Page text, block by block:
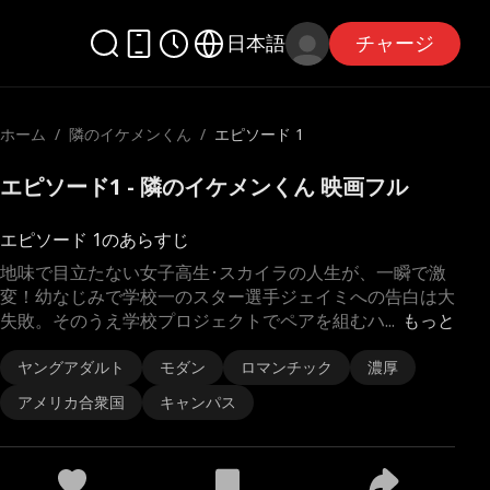
日本語 チャージ
ホーム / 隣のイケメンくん / エピソード 1
エピソード1 - 隣のイケメンくん 映画フル
エピソード 1のあらすじ
もっと
地味で目立たない女子高生･スカイラの人生が、一瞬で激
変！幼なじみで学校一のスター選手ジェイミへの告白は大
失敗。そのうえ学校プロジェクトでペアを組むハ...
ヤングアダルト モダン ロマンチック
濃厚
アメリカ合衆国
キャンパス